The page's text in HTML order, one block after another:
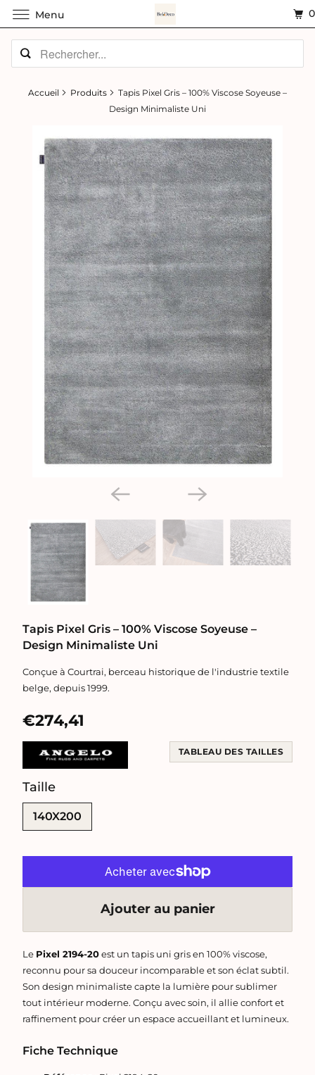
Accueil Produits
Tapis Pixel Gris – 100% Viscose Soyeuse –
Design Minimaliste Uni
Tapis Pixel Gris – 100% Viscose Soyeuse –
Design Minimaliste Uni
Conçue à Courtrai, berceau historique de l'industrie textile
belge, depuis 1999.
€274,41
TABLEAU DES TAILLES
Taille
SWATCH-140X200
140X200
Ajouter au panier
Le Pixel 2194-20est un tapis uni gris en 100% viscose,
reconnu pour sa douceur incomparable et son éclat subtil.
Son design minimaliste capte la lumière pour sublimer
tout intérieur moderne. Conçu avec soin, il allie confort et
raffinement pour créer un espace accueillant et lumineux.
Fiche Technique
Menu 0